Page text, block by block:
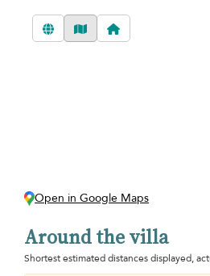
Open in Google Maps
Around the villa
Shortest estimated distances displayed,